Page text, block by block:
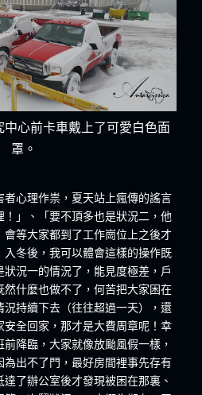
心前卡車戴上了可愛白色面
罩。
心理作祟，夏天站上瘋傳的謠言
」、「要不頂多也是狀況二，他
等大家都到了工作崗位上之後才
冬後，我可以體會這樣的操作既
況一的情況了，能見度極差，戶
什麼也做不了，何苦把大家困在
持續下去（往往超過一天），還
全回家，那才是大費周章呢！幸
降臨，大家就像放颱風假一樣，
出不了門，最好房間裡事先存有
了辦公室後才發現被困在那裏、